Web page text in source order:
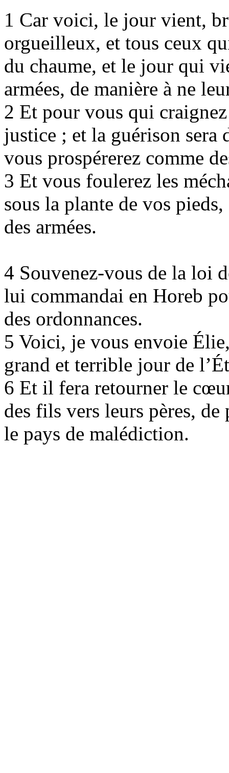
1 Car voici, le jour vient,
orgueilleux, et tous ceux
du chaume, et le jour qui
armées, de manière à ne
2 Et pour vous qui
justice ; et la guérison sera
vous prospérerez comme
3 Et vous foulerez les
sous la plante de vos
des armées.
4 Souvenez-vous de la loi
lui commandai en Horeb
des ordonnances.
5 Voici, je vous envoie
grand et terrible jour de
6 Et il fera retourner le
des fils vers leurs pères,
le pays de malédiction.